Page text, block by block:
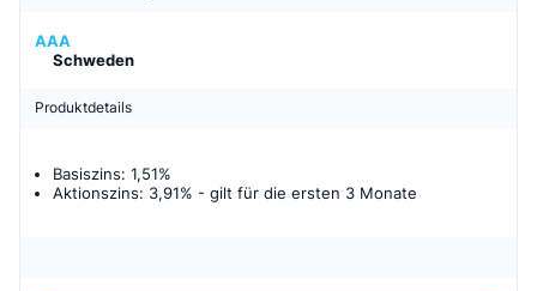
AAA
Schweden
Produktdetails
Basiszins: 1,51%
Aktionszins: 3,91% - gilt für die ersten 3 Monate